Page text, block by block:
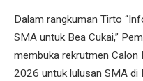
Dalam rangkuman Tirto
SMA untuk Bea Cukai,”
membuka rekrutmen Calon
2026 untuk lulusan SMA di